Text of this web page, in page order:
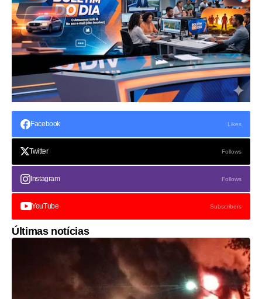
Facebook Likes
Twitter Follows
Instagram Follows
YouTube Subscribers
Últimas notícias